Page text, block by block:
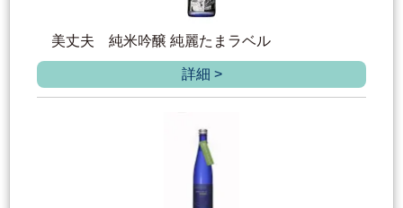
美丈夫 純米吟醸 純麗たまラベル
詳細 >